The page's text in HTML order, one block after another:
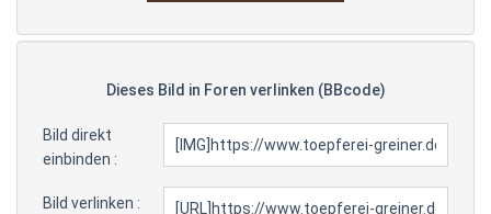
Dieses Bild in Foren verlinken (BBcode)
Bild direkt
einbinden :
Bild verlinken :